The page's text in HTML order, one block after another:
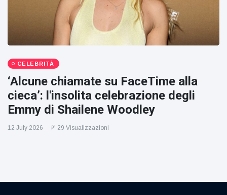
CELEBRITÀ
‘Alcune chiamate su FaceTime alla
cieca’: l'insolita celebrazione degli
Emmy di Shailene Woodley
12 July 2026 29 Visualizzazioni